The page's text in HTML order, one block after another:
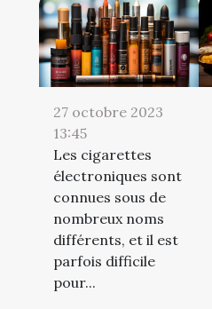
27 octobre 2023
13:45
Les cigarettes
électroniques sont
connues sous de
nombreux noms
différents, et il est
parfois difficile
pour...